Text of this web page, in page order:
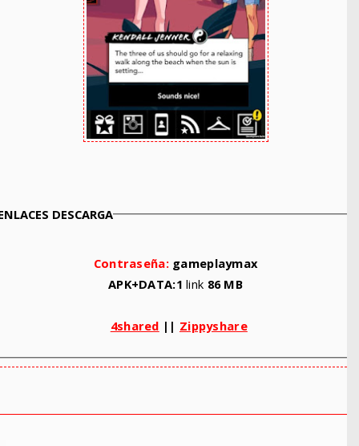
DESCARGA
Contraseña: gameplaymax
APK+DATA:1 link 86 MB
4shared || Zippyshare